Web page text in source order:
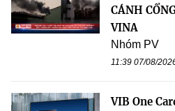
CÁNH
VINA
Nhóm PV
11:39 07/08/
VIB One